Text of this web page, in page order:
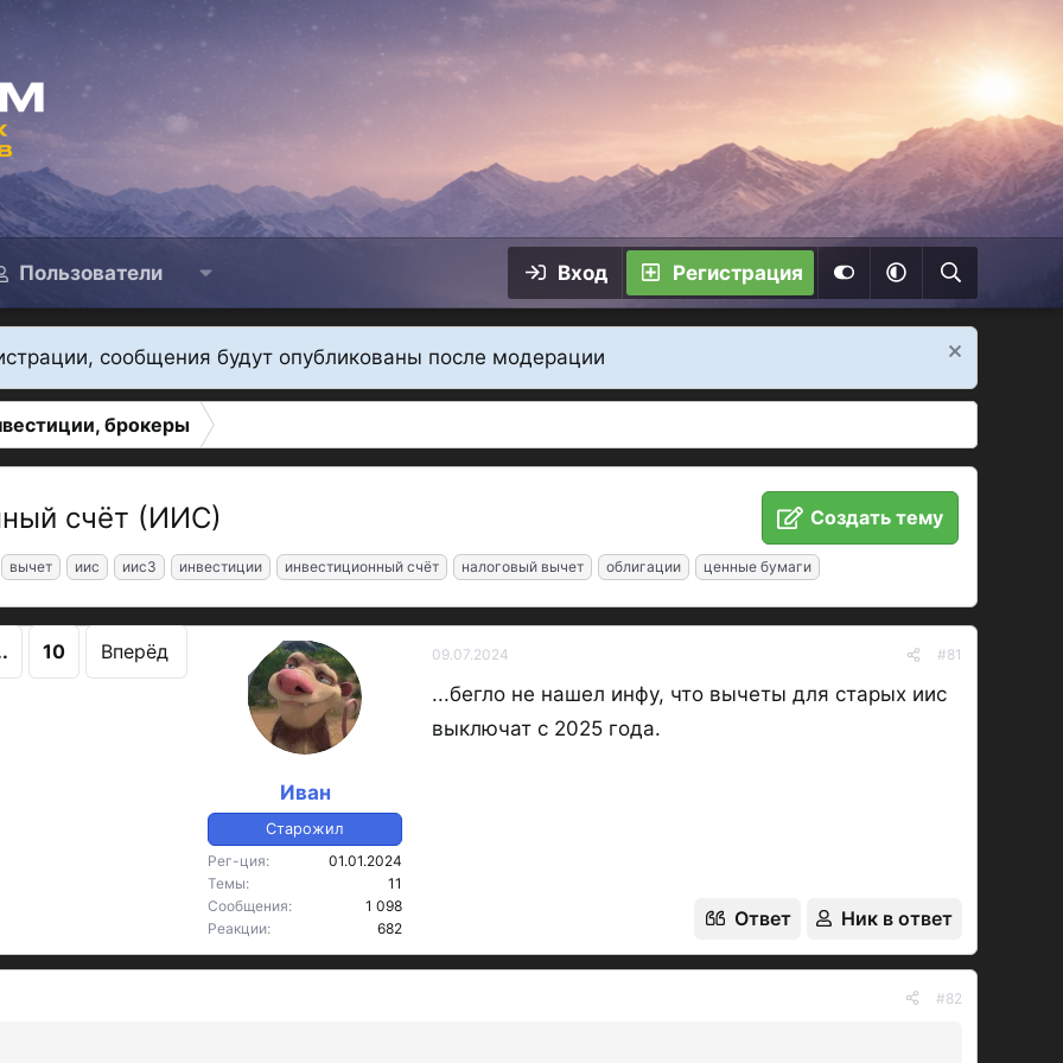
Пользователи Вход Регистрация
сообщения будут опубликованы после модерации
брокеры
счёт (ИИС)
Создать тему
вычет иис иис3 инвестиции инвестиционный счёт налоговый вычет облигации ценные бумаги
10 Вперёд
OP
Иван
Старожил
Рег-ция
01.01.2024
Темы
11
Сообщения
1 098
Реакции
682
09.07.2024 #81
...бегло не нашел инфу, что вычеты для старых иис
выключат с 2025 года.
Ответ Ник в ответ
#82